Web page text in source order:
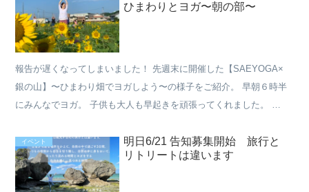
ひまわりとヨガ〜朝の部〜
報告が遅くなってしまいました！ 先週末に開催した【SAEYOGA×
銀の山】〜ひまわり畑でヨガしよう〜の様子をご紹介。 早朝６時半
にみんなでヨガ。 子供も大人も早起きを頑張ってくれました。 と
イベント
明日6/21 告知募集開始 旅行と
リトリートは違います